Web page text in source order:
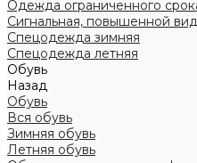
Одежда ограниченного
Сигнальная, повышенной
Спецодежда зимняя
Спецодежда летняя
Обувь
Назад
Обувь
Вся обувь
Зимняя обувь
Летняя обувь